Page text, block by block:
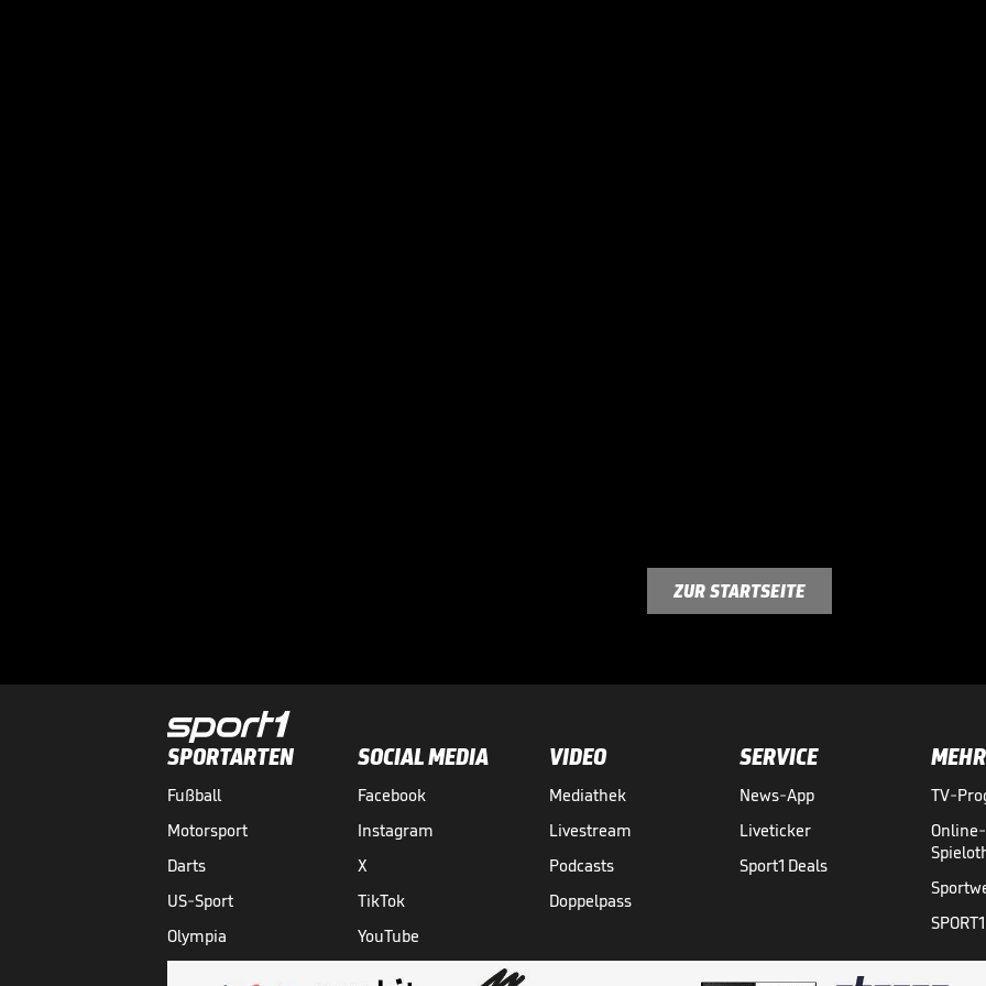
ZUR STARTSEITE
SPORTARTEN
Fußball
Motorsport
Darts
US-Sport
Olympia
SOCIAL MEDIA
Facebook
Instagram
X
TikTok
YouTube
VIDEO
Mediathek
Livestream
Podcasts
Doppelpass
SERVICE
News-App
Liveticker
Sport1 Deals
MEHR
TV-